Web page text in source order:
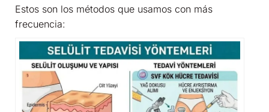
Estos son los métodos que usamos con más
frecuencia: